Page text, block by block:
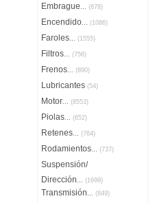
Embrague... (678)
Encendido... (1086)
Faroles... (1555)
Filtros... (756)
Frenos... (890)
Lubricantes (54)
Motor... (8553)
Piolas... (652)
Retenes... (764)
Rodamientos... (737)
Suspensión/
Dirección... (1699)
Transmisión... (849)